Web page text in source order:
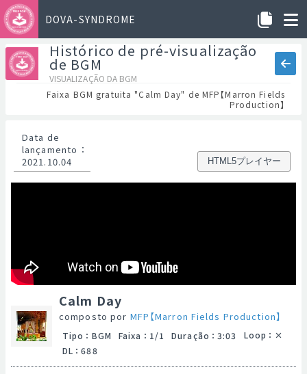
DOVA-SYNDROME
Histórico de pré-visualização
de BGM
VISUALIZAÇÃO DA BGM
Faixa BGM gratuita "Calm Day" de MFP【Marron Fields
Production】
Data de
lançamento ：
2021.10.04
HTML5プレイヤー
Calm Day
composto por MFP【Marron Fields Production】
Tipo ： BGM Faixa ： 1/1 Duração ： 3:03 Loop ：
DL ： 688